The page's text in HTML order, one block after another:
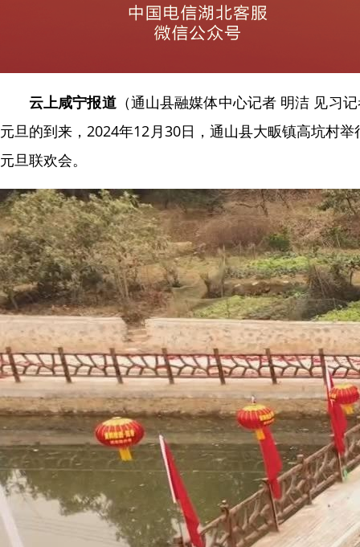
云上咸宁报道（通山县融媒体中心记者 明洁 见习
元旦的到来，2024年12月30日，通山县大畈镇高坑村
元旦联欢会。